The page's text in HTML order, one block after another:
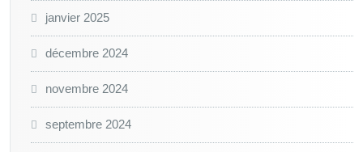
janvier 2025
décembre 2024
novembre 2024
septembre 2024